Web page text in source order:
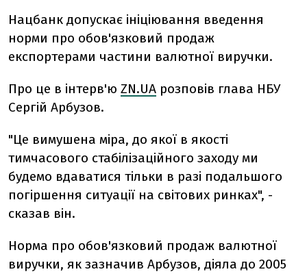
Нацбанк допускає ініціювання введення
норми про обов'язковий продаж
експортерами частини валютної виручки.
Про це в інтерв'ю ZN.UA розповів глава НБУ
Сергій Арбузов.
"Це вимушена міра, до якої в якості
тимчасового стабілізаційного заходу ми
будемо вдаватися тільки в разі подальшого
погіршення ситуації на світових ринках", -
сказав він.
Норма про обов'язковий продаж валютної
виручки, як зазначив Арбузов, діяла до 2005